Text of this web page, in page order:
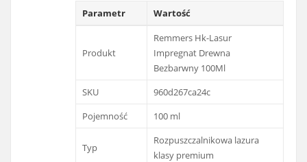
Parametr Wartość
Produkt
Remmers Hk-Lasur
Impregnat Drewna
Bezbarwny 100Ml
SKU
960d267ca24c
Pojemność
100 ml
Typ
Rozpuszczalnikowa lazura
klasy premium